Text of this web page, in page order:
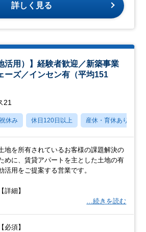
詳しく見る
活用）】経験者歓迎／新築事業
ーズ／インセン有（平均151
21
休み 休日120日以上 産休・育休あり
地を所有されているお客様の課題解決の
めに、賃貸アパートを主とした土地の有
活用をご提案する営業です。
【詳細】
…続きを読む
【必須】